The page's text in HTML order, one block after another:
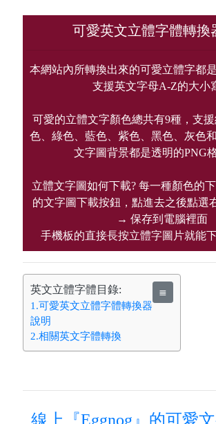
可愛英文立體字體轉換
本網站內所轉換出來的可愛立體字都
支援英文字母A-Z的大小
可愛的立體文字顏色總共有9種，支
色、綠色、藍色、紫色、黑色、灰色
文字圖背景都是透明的PNG格
立體文字圖如何下載? 每一種顏色的
的文字圖下載按鈕，點進去之後點選
→ 保存到電腦裡面
手機板的直接長按立體字圖片就能
英文立體字體目錄: ≣
1.可愛英文立體字體轉換器
說明
2.相關英文字體轉換
線上『Eggnog』的可愛